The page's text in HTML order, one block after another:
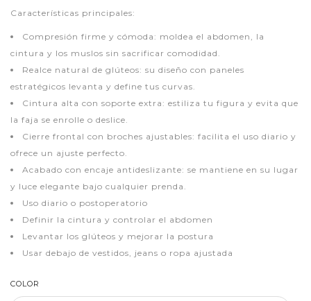
Características principales:
Compresión firme y cómoda: moldea el abdomen, la
cintura y los muslos sin sacrificar comodidad.
Realce natural de glúteos: su diseño con paneles
estratégicos levanta y define tus curvas.
Cintura alta con soporte extra: estiliza tu figura y evita que
la faja se enrolle o deslice.
Cierre frontal con broches ajustables: facilita el uso diario y
ofrece un ajuste perfecto.
Acabado con encaje antideslizante: se mantiene en su lugar
y luce elegante bajo cualquier prenda.
Uso diario o postoperatorio
Definir la cintura y controlar el abdomen
Levantar los glúteos y mejorar la postura
Usar debajo de vestidos, jeans o ropa ajustada
COLOR